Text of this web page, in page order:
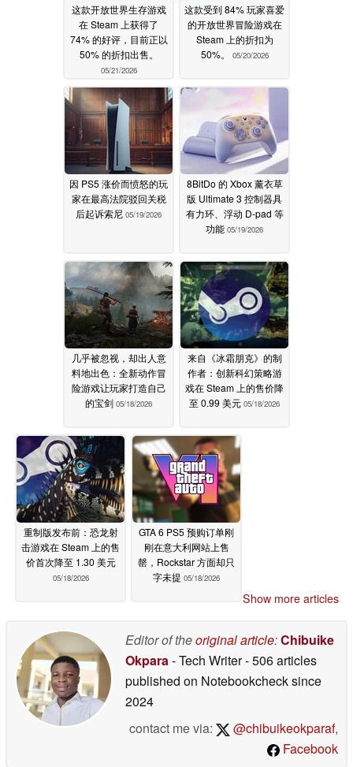
这款开放世界生存游戏
在 Steam 上获得了
74% 的好评，目前正以
50% 的折扣出售。
05/21/2026
这款受到 84% 玩家喜爱
的开放世界冒险游戏在
Steam 上的折扣为
50%。
05/20/2026
因 PS5 涨价而愤怒的玩
家在最高法院驳回关税
后起诉索尼 05/19/2026
8BitDo 的 Xbox 薰衣草
版 Ultimate 3 控制器具
有力环、浮动 D-pad 等
功能 05/19/2026
几乎被忽视，却出人意
料地出色：全新动作冒
险游戏让玩家打造自己
的宝剑 05/18/2026
来自《冰霜朋克》的制
作者：创新科幻策略游
戏在 Steam 上的售价降
至 0.99 美元 05/18/2026
重制版发布前：恐龙射
击游戏在 Steam 上的售
价首次降至 1.30 美元
05/18/2026
GTA 6 PS5 预购订单刚
刚在意大利网站上售
罄，Rockstar 方面却只
字未提 05/18/2026
Show more articles
Editor of theoriginal article:Chibuike
Okpara- Tech Writer- 506 articles
published on Notebookchecksince
2024
contact me via:
@chibuikeokparaf,
Facebook